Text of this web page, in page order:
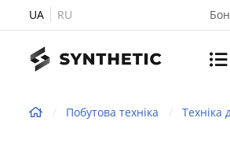
UA RU
Побутова техніка Техніка